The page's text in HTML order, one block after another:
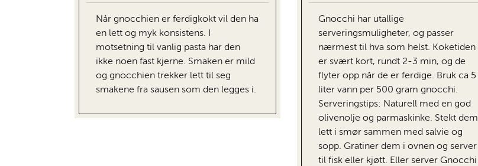
Når gnocchien er ferdigkokt vil den ha
en lett og myk konsistens. I
motsetning til vanlig pasta har den
ikke noen fast kjerne. Smaken er mild
og gnocchien trekker lett til seg
smakene fra sausen som den legges i.
Gnocchi har utallige
serveringsmuligheter, og passer
nærmest til hva som helst. Koketiden
er svært kort, rundt 2-3 min, og de
flyter opp når de er ferdige. Bruk ca 5
liter vann per 500 gram gnocchi.
Serveringstips: Naturell med en god
olivenolje og parmaskinke. Stekt dem
lett i smør sammen med salvie og
sopp. Gratiner dem i ovnen og server
til fisk eller kjøtt. Eller server Gnocchi